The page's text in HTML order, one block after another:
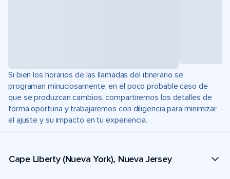
Si bien los horarios de las llamadas del itinerario se
programan minuciosamente, en el poco probable caso de
que se produzcan cambios, compartiremos los detalles de
forma oportuna y trabajaremos con diligencia para minimizar
el ajuste y su impacto en tu experiencia.
Cape Liberty (Nueva York), Nueva Jersey